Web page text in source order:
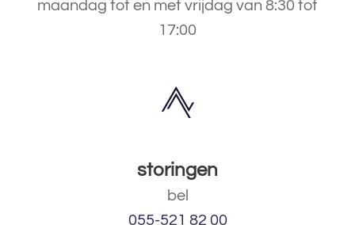
maandag tot en met vrijdag van 8:30 tot
17:00
storingen
bel
055-521 82 00